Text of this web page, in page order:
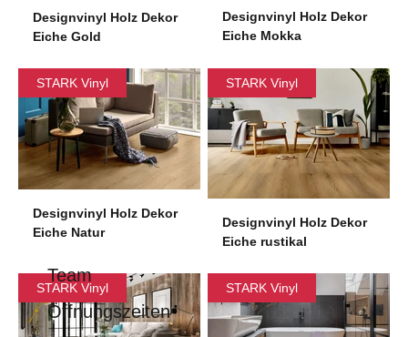
Team
Öffnungszeiten
Designvinyl Holz Dekor
Eiche Gold
Designvinyl Holz Dekor
Eiche Mokka
STARK Vinyl
Designvinyl Holz Dekor
Eiche Natur
STARK Vinyl
Designvinyl Holz Dekor
Eiche rustikal
STARK Vinyl STARK Vinyl